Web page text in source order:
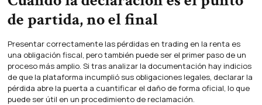
de partida, no el final
Presentar correctamente las pérdidas en trading en la renta es
una obligación fiscal, pero también puede ser el primer paso de un
proceso más amplio. Si tras analizar la documentación hay indicios
de que la plataforma incumplió sus obligaciones legales, declarar la
pérdida abre la puerta a cuantificar el daño de forma oficial, lo que
puede ser útil en un procedimiento de reclamación.